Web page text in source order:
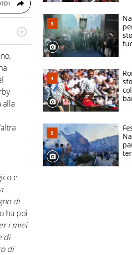
non
alla
e
di
ha poi
i miei
di
di
45'